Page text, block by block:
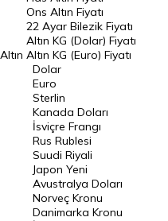
Döviz Kuru
Dolar Kuru
Euro Kuru
Pound Kuru
Frank Kuru
Riyal Kuru
Avustralya Doları
Danimarka Kronu Kuru
Kanada Doları Kuru
Altın
Ons Altın Fiyatı
22 Ayar Bilezik Fiyatı
Altın KG (Dolar) Fiyatı
Altın KG (Euro) Fiyatı
Dolar
Euro
Sterlin
Kanada Doları
İsviçre Frangı
Rus Rublesi
Suudi Riyali
Japon Yeni
Avustralya Doları
Norveç Kronu
Danimarka Kronu